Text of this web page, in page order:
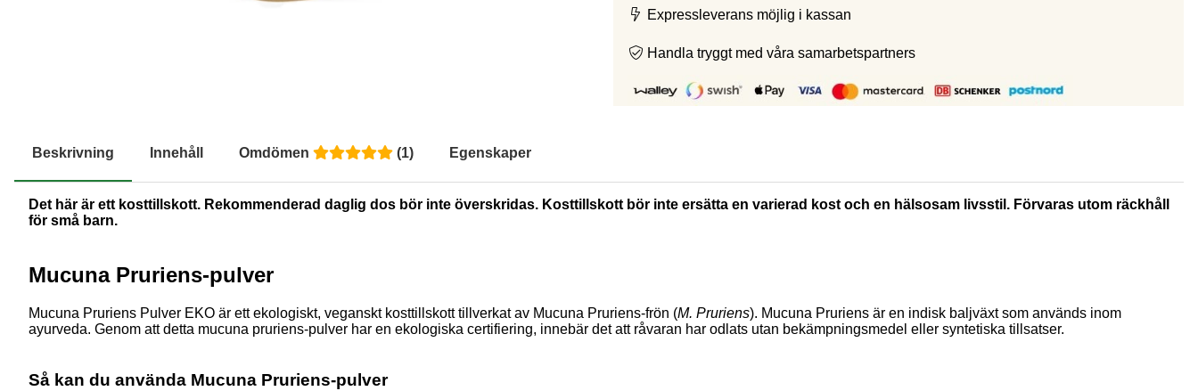
Expressleverans möjlig i kassan
Handla tryggt med våra samarbetspartners
Beskrivning Innehåll Omdömen (1) Egenskaper
Det här är ett kosttillskott. Rekommenderad daglig dos bör inte överskridas. Kosttillskott bör inte ersätta en varierad kost och en hälsosam livsstil. Förvaras utom räckhåll
för små barn.
Mucuna Pruriens-pulver
Mucuna Pruriens Pulver EKO är ett ekologiskt, veganskt kosttillskott tillverkat av Mucuna Pruriens-frön (M. Pruriens). Mucuna Pruriens är en indisk baljväxt som används inom
ayurveda. Genom att detta mucuna pruriens-pulver har en ekologiska certifiering, innebär det att råvaran har odlats utan bekämpningsmedel eller syntetiska tillsatser.
Så kan du använda Mucuna Pruriens-pulver